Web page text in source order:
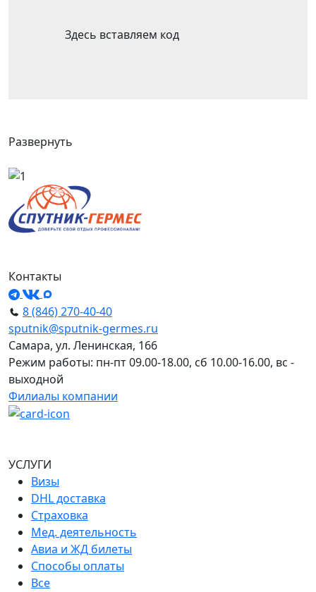
Здесь вставляем код
Развернуть
УСЛУГИ
Визы
DHL доставка
Страховка
Мед. деятельность
Авиа и ЖД билеты
Способы оплаты
Все
Контакты
8 (846) 270-40-40
sputnik@sputnik-germes.ru
Самара, ул. Ленинская, 166
Режим работы: пн-пт 09.00-18.00, сб 10.00-16.00, вс -
выходной
Филиалы компании